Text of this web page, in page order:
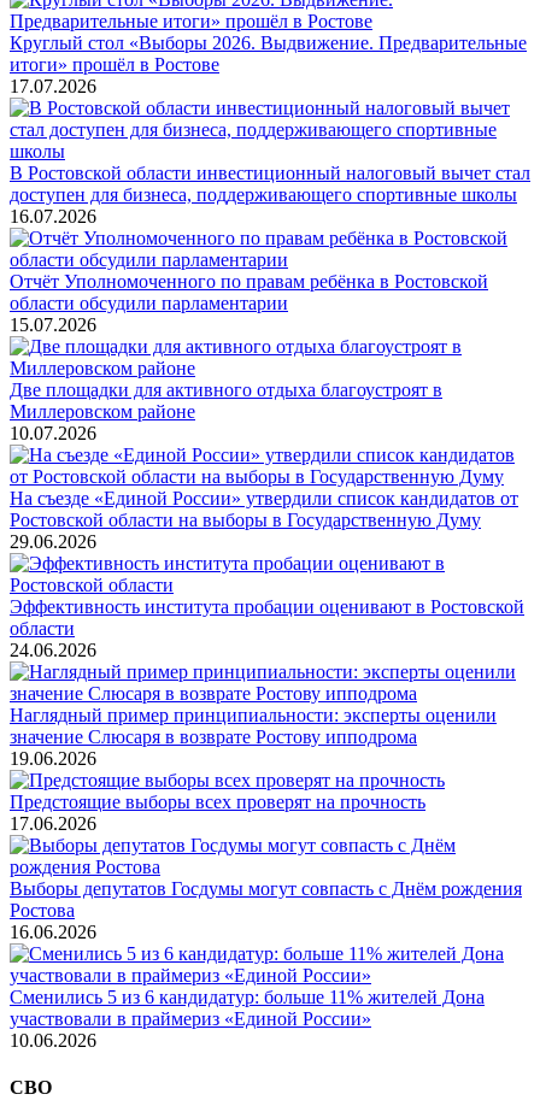
Круглый стол «Выборы 2026. Выдвижение. Предварительные
итоги» прошёл в Ростове
17.07.2026
В Ростовской области инвестиционный налоговый вычет стал
доступен для бизнеса, поддерживающего спортивные школы
16.07.2026
Отчёт Уполномоченного по правам ребёнка в Ростовской
области обсудили парламентарии
15.07.2026
Две площадки для активного отдыха благоустроят в
Миллеровском районе
10.07.2026
На съезде «Единой России» утвердили список кандидатов от
Ростовской области на выборы в Государственную Думу
29.06.2026
Эффективность института пробации оценивают в Ростовской
области
24.06.2026
Наглядный пример принципиальности: эксперты оценили
значение Слюсаря в возврате Ростову ипподрома
19.06.2026
Предстоящие выборы всех проверят на прочность
17.06.2026
Выборы депутатов Госдумы могут совпасть с Днём рождения
Ростова
16.06.2026
Сменились 5 из 6 кандидатур: больше 11% жителей Дона
участвовали в праймериз «Единой России»
10.06.2026
СВО